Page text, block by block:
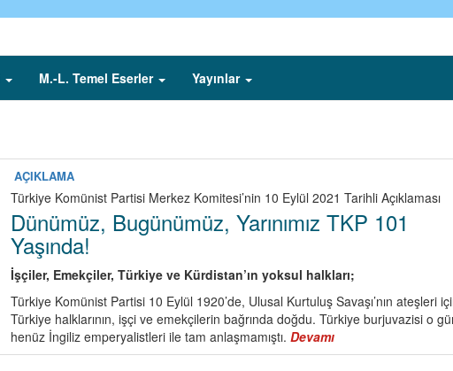
M.-L. Temel Eserler Yayınlar
AÇIKLAMA
Türkiye Komünist Partisi Merkez Komitesi’nin 10 Eylül 2021 Tarihli Açıklaması
Dünümüz, Bugünümüz, Yarınımız TKP 101
Yaşında!
İşçiler, Emekçiler, Türkiye ve Kürdistan’ın yoksul halkları;
Türkiye Komünist Partisi 10 Eylül 1920’de, Ulusal Kurtuluş Savaşı’nın ateşleri
Türkiye halklarının, işçi ve emekçilerin bağrında doğdu. Türkiye burjuvazisi o
henüz İngiliz emperyalistleri ile tam anlaşmamıştı.Devamı
Dünümüz,